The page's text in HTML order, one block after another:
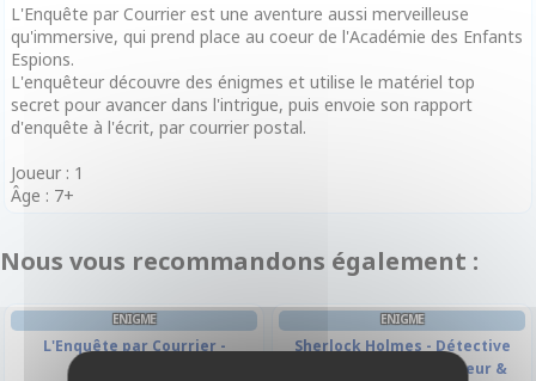
L'Enquête par Courrier est une aventure aussi merveilleuse
qu'immersive, qui prend place au coeur de l'Académie des Enfants
Espions.
L'enquêteur découvre des énigmes et utilise le matériel top
secret pour avancer dans l'intrigue, puis envoie son rapport
d'enquête à l'écrit, par courrier postal.
Joueur : 1
Âge : 7+
Nous vous recommandons également :
ENIGME
L'Enquête par Courrier -
ENIGME
Sherlock Holmes - Détective
Conseil : Jack L’éventreur &